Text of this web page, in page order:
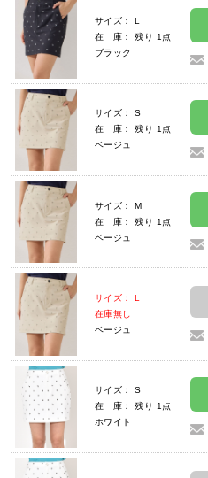
サイズ： L
在 庫： 残り 1点
ブラック
サイズ： S
在 庫： 残り 1点
ベージュ
サイズ： M
在 庫： 残り 1点
ベージュ
サイズ： L
在庫無し
ベージュ
サイズ： S
在 庫： 残り 1点
ホワイト